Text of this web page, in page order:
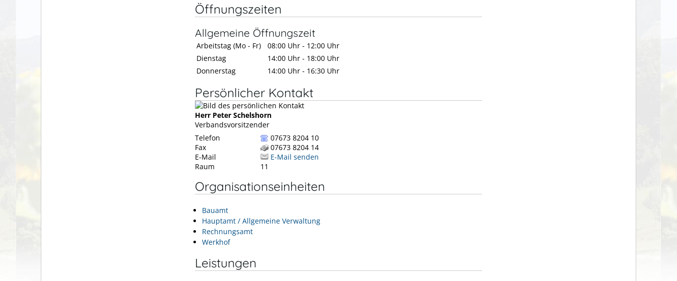
Öffnungszeiten
Allgemeine Öffnungszeit
Arbeitstag (Mo - Fr) 08:00 Uhr - 12:00 Uhr
Dienstag
14:00 Uhr - 18:00 Uhr
Donnerstag
14:00 Uhr - 16:30 Uhr
Persönlicher Kontakt
Herr Peter Schelshorn
Verbandsvorsitzender
Telefon
07673 8204 10
Fax
07673 8204 14
E-Mail
E-Mail senden
Raum
11
Organisationseinheiten
Bauamt
Hauptamt / Allgemeine Verwaltung
Rechnungsamt
Werkhof
Leistungen